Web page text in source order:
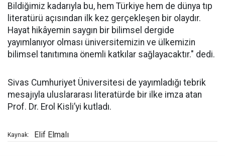
Bildiğimiz kadarıyla bu, hem Türkiye hem de dünya tıp
literatürü açısından ilk kez gerçekleşen bir olaydır.
Hayat hikâyemin saygın bir bilimsel dergide
yayımlanıyor olması üniversitemizin ve ülkemizin
bilimsel tanıtımına önemli katkılar sağlayacaktır." dedi.
Sivas Cumhuriyet Üniversitesi de yayımladığı tebrik
mesajıyla uluslararası literatürde bir ilke imza atan
Prof. Dr. Erol Kisli’yi kutladı.
Kaynak: Elif Elmalı